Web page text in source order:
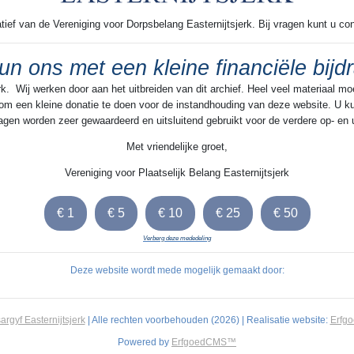
verloven ingetrokken.
waren direct de
die ongeveer 300
grens was gelegen,
trotyl voorzien en
nodig mocht zijn. Op den
gaf tot de Duitsche
de brug ophield. In de
doch wij merkten
militairen, werd het al
van de Vereniging voor Dorpsbelang Easternijtsjerk. Bij vragen kunt u
ons met een kleine financiële
Wij werken door aan het uitbreiden van dit archief. Heel veel materiaal
een kleine donatie te doen voor de instandhouding van deze website. U
worden zeer gewaardeerd en uitsluitend gebruikt voor de verdere op-
Met vriendelijke groet,
Vereniging voor Plaatselijk Belang Easternijtsjerk
Verberg deze mededeling
Deze website wordt mede mogelijk gemaakt door:
Easternijtsjerk| Alle rechten voorbehouden (2026) | Realisatie website:
Powered by ErfgoedCMS™